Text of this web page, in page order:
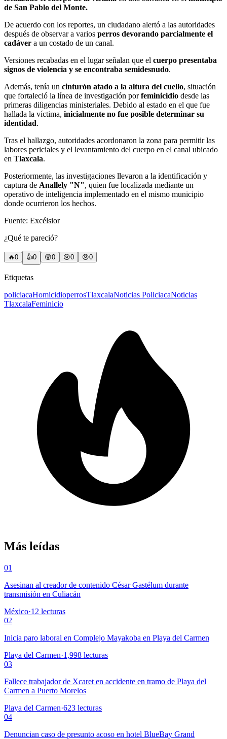
de San Pablo del Monte.
De acuerdo con los reportes, un ciudadano alertó a las autoridades
después de observar a varios perros devorando parcialmente el
cadáver a un costado de un canal.
Versiones recabadas en el lugar señalan que el cuerpo presentaba
signos de violencia y se encontraba semidesnudo.
Además, tenía un cinturón atado a la altura del cuello, situación
que fortaleció la línea de investigación porfeminicidio desde las
primeras diligencias ministeriales. Debido al estado en el que fue
hallada la víctima, inicialmente no fue posible determinar su
identidad.
Tras el hallazgo, autoridades acordonaron la zona para permitir las
labores periciales y el levantamiento del cuerpo en el canal ubicado
en Tlaxcala.
Posteriormente, las investigaciones llevaron a la identificación y
captura de Anallely "N", quien fue localizada mediante un
operativo de inteligencia implementado en el mismo municipio
donde ocurrieron los hechos.
Fuente: Excélsior
¿Qué te pareció?
🔥0 👍0 😲0 😢0 😠0
Etiquetas
policiacaHomicidioperrosTlaxcalaNoticias PoliciacaNoticias
TlaxcalaFeminicio
Más leídas
01
Asesinan al creador de contenido César Gastélum durante
transmisión en Culiacán
México·12 lecturas
02
Inicia paro laboral en Complejo Mayakoba en Playa del Carmen
Playa del Carmen·1,998 lecturas
03
Fallece trabajador de Xcaret en accidente en tramo de Playa del
Carmen a Puerto Morelos
Playa del Carmen·623 lecturas
04
Denuncian caso de presunto acoso en hotel BlueBay Grand